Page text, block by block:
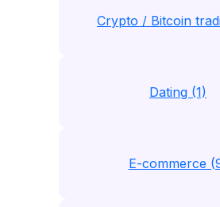
Crypto / Bitcoin
Dating (1)
E-commerce